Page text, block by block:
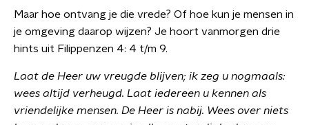
Maar hoe ontvang je die vrede? Of hoe kun je mensen in
je omgeving daarop wijzen? Je hoort vanmorgen drie
hints uit Filippenzen 4: 4 t/m 9.
Laat de Heer uw vreugde blijven; ik zeg u nogmaals:
wees altijd verheugd. Laat iedereen u kennen als
vriendelijke mensen. De Heer is nabij. Wees over niets